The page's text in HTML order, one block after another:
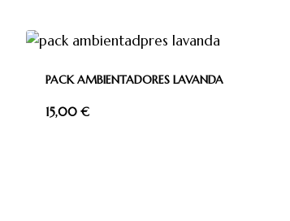
PACK AMBIENTADORES LAVANDA
15,00€